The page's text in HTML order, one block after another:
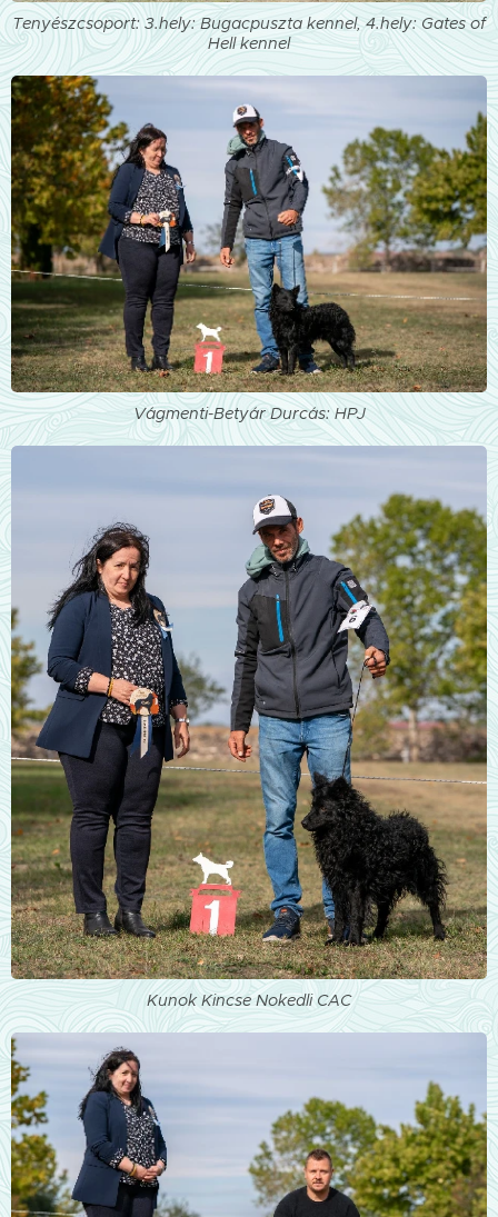
Tenyészcsoport: 3.hely: Bugacpuszta kennel, 4.hely: Gates of
Hell kennel
Vágmenti-Betyár Durcás: HPJ
Kunok Kincse Nokedli CAC